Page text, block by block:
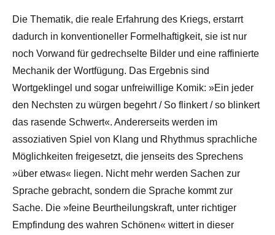
Die Thematik, die reale Erfahrung des Kriegs, erstarrt
dadurch in konventioneller Formelhaftigkeit, sie ist nur
noch Vorwand für gedrechselte Bilder und eine raffinierte
Mechanik der Wortfügung. Das Ergebnis sind
Wortgeklingel und sogar unfreiwillige Komik: »Ein jeder
den Nechsten zu würgen begehrt / So flinkert / so blinkert
das rasende Schwert«. Andererseits werden im
assoziativen Spiel von Klang und Rhythmus sprachliche
Möglichkeiten freigesetzt, die jenseits des Sprechens
»über etwas« liegen. Nicht mehr werden Sachen zur
Sprache gebracht, sondern die Sprache kommt zur
Sache. Die »feine Beurtheilungskraft, unter richtiger
Empfindung des wahren Schönen« wittert in dieser